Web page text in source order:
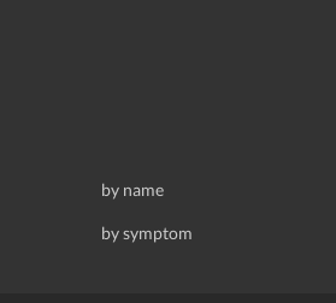
by name
by symptom